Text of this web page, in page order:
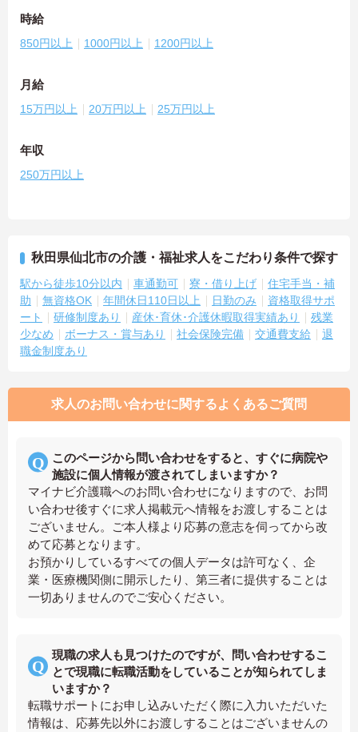
時給
850円以上 1000円以上 1200円以上
月給
15万円以上 20万円以上 25万円以上
年収
250万円以上
秋田県仙北市の介護・福祉求人をこだわり条件で探す
駅から徒歩10分以内 車通勤可 寮・借り上げ
住宅手当・補
助
無資格OK 年間休日110日以上 日勤のみ
資格取得サポ
ート
研修制度あり 産休･育休･介護休暇取得実績あり
残業
少なめ
ボーナス・賞与あり 社会保険完備 交通費支給
退
職金制度あり
求人のお問い合わせに関するよくあるご質問
このページから問い合わせをすると、すぐに病院や
施設に個人情報が渡されてしまいますか？
マイナビ介護職へのお問い合わせになりますので、お問
い合わせ後すぐに求人掲載元へ情報をお渡しすることは
ございません。ご本人様より応募の意志を伺ってから改
めて応募となります。
お預かりしているすべての個人データは許可なく、企
業・医療機関側に開示したり、第三者に提供することは
一切ありませんのでご安心ください。
現職の求人も見つけたのですが、問い合わせするこ
とで現職に転職活動をしていることが知られてしま
いますか？
転職サポートにお申し込みいただく際に入力いただいた
情報は、応募先以外にお渡しすることはございませんの